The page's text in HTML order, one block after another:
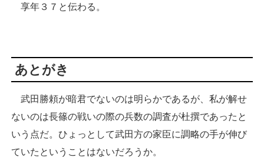
享年３７と伝わる。
あとがき
武田勝頼が暗君でないのは明らかであるが、私が解せ
ないのは長篠の戦いの際の兵数の調査が杜撰であったと
いう点だ。ひょっとして武田方の家臣に調略の手が伸び
ていたということはないだろうか。